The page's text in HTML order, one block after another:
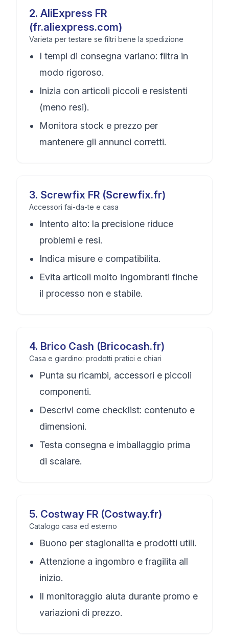
2. AliExpress FR
(fr.aliexpress.com)
Varieta per testare se filtri bene la spedizione
I tempi di consegna variano: filtra in
modo rigoroso.
Inizia con articoli piccoli e resistenti
(meno resi).
Monitora stock e prezzo per
mantenere gli annunci corretti.
3. Screwfix FR (Screwfix.fr)
Accessori fai-da-te e casa
Intento alto: la precisione riduce
problemi e resi.
Indica misure e compatibilita.
Evita articoli molto ingombranti finche
il processo non e stabile.
4. Brico Cash (Bricocash.fr)
Casa e giardino: prodotti pratici e chiari
Punta su ricambi, accessori e piccoli
componenti.
Descrivi come checklist: contenuto e
dimensioni.
Testa consegna e imballaggio prima
di scalare.
5. Costway FR (Costway.fr)
Catalogo casa ed esterno
Buono per stagionalita e prodotti utili.
Attenzione a ingombro e fragilita all
inizio.
Il monitoraggio aiuta durante promo e
variazioni di prezzo.